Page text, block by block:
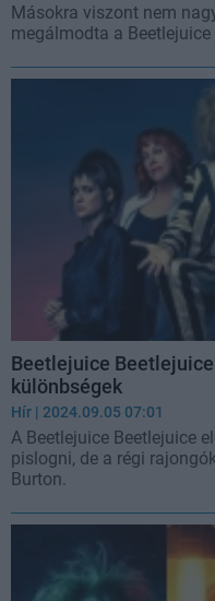
Másokra viszont nem
megálmodta a Beetlejuice
Beetlejuice
különbségek
Hír | 2024.09.05 07:01
A Beetlejuice Beetlejuice
pislogni, de a régi
Burton.